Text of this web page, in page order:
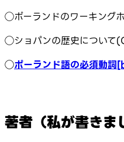
◯ポーランドのワーキング
◯ショパンの歴史について
◯ポーランド語の必須動
著者（私が書きま